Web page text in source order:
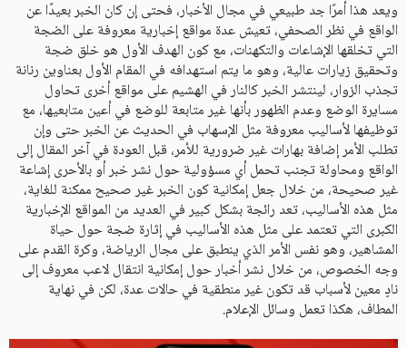
ويعد هذا أمرًا جد طبيعي في مجال الأخبار، فحتى إن كان الخبر بعيدًا عن
الواقع في نظر الصحفي، تعيش عدة مواقع إخبارية معروفة على الضجة
التي تخلقها الإشاعات والتكهنات، مع كون الهدف الأول هو خلق ضجة
وتحقيق زيارات عالية، وهو ما يتم استهدافه في المقام الأول بعناوين رنانة
تجذب الزوار، لينتشر الخبر كالنار في الهشيم على مواقع أخرى تحاول
مسايرة الوضع وعدم الظهور بأنها غير متابعة للوضع في أعين متابعيها، مع
توظيفها لأساليب معروفة مثل الإسهاب في الحديث عن الخبر حتى وإن
تطلب الأمر إضافة بهارات غير ضرورية للأمر، قبل العودة في آخر المقال إلى
الواقع ومحاولة تجنب تحمل أي مسؤولية حول نشر خبر أو بالأحرى إشاعة
غير صحيحة، من خلال جعل إمكانية كون الخبر غير صحيح ممكنة للغاية،
مثل هذه الأساليب، تعد رائجة بشكل كبير في العديد من المواقع الإخبارية
الكبرى التي تعتمد على مثل هذه الأساليب في إثارة ضجة حول حياة
المشاهير، وهو نفس الأمر الذي ينطبق على مجال الرياضة، وكرة القدم على
وجه الخصوص، من خلال نشر أخبار حول إمكانية انتقال لاعب معروف إلى
نادٍ معين لأسباب قد تكون غير منطقية في حالات عدة، لكن في نهاية
المطاف، هكذا تعمل وسائل الإعلام.